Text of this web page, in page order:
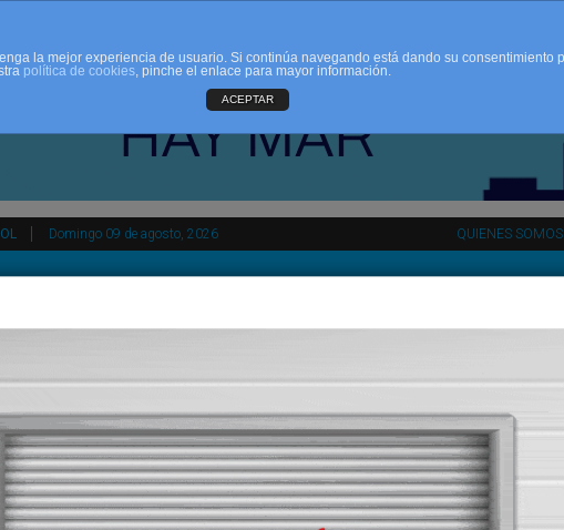
QUIENES SOMOS
Domingo 09 de agosto, 2026
PAÍS VASCO ESPAÑA INTERNACIONAL
la mejor experiencia de usuario. Si continúa navegando está dando su consentimiento
política de cookies, pinche el enlace para mayor información.
ACEPTAR